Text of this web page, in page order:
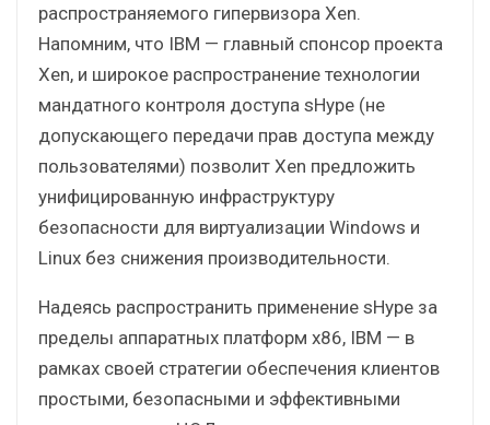
распространяемого гипервизора Xen.
Напомним, что IBM — главный спонсор проекта
Xen, и широкое распространение технологии
мандатного контроля доступа sHype (не
допускающего передачи прав доступа между
пользователями) позволит Xen предложить
унифицированную инфраструктуру
безопасности для виртуализации Windows и
Linux без снижения производительности.
Надеясь распространить применение sHype за
пределы аппаратных платформ x86, IBM — в
рамках своей стратегии обеспечения клиентов
простыми, безопасными и эффективными